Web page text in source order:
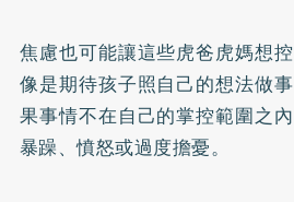
焦慮也可能讓這些虎爸虎媽想
像是期待孩子照自己的想法做
果事情不在自己的掌控範圍之
暴躁、憤怒或過度擔憂。